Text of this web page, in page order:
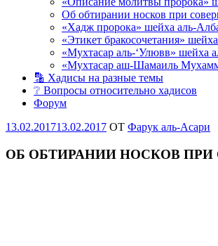
Об обтирании носков при
«Хадж пророка» шейха аль-
«Этикет бракосочетания»
«Мухтасар аль-‘Улювв» шейха
«Мухтасар аш-Шамаиль
🔡 Хадисы на разные темы
❔ Вопросы относительно хадисов
Форум
Опубликовано
13.02.201713.02.2017 OT Фарук аль-Асари
ОБ ОБТИРАНИИ НОСКОВ ПРИ